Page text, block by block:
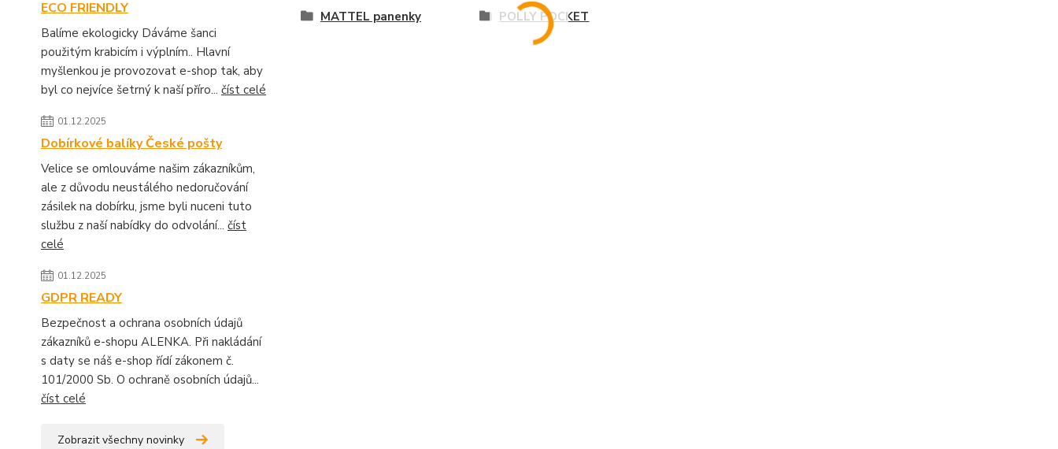
ECO FRIENDLY
Balíme ekologicky Dáváme šanci
použitým krabicím i výplním.. Hlavní
myšlenkou je provozovat e-shop tak, aby
byl co nejvíce šetrný k naší příro... číst celé
01.12.2025
Dobírkové balíky České pošty
Velice se omlouváme našim zákazníkům,
ale z důvodu neustálého nedoručování
zásilek na dobírku, jsme byli nuceni tuto
službu z naší nabídky do odvolání... číst
celé
01.12.2025
GDPR READY
Bezpečnost a ochrana osobních údajů
zákazníků e-shopu ALENKA. Při nakládání
s daty se náš e-shop řídí zákonem č.
101/2000 Sb. O ochraně osobních údajů...
číst celé
Zobrazit všechny novinky
MATTEL panenky POLLY POCKET